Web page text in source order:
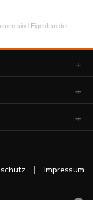
sind Eigentum der
| Impressum